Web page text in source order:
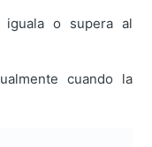
iguala o supera al
cuando la